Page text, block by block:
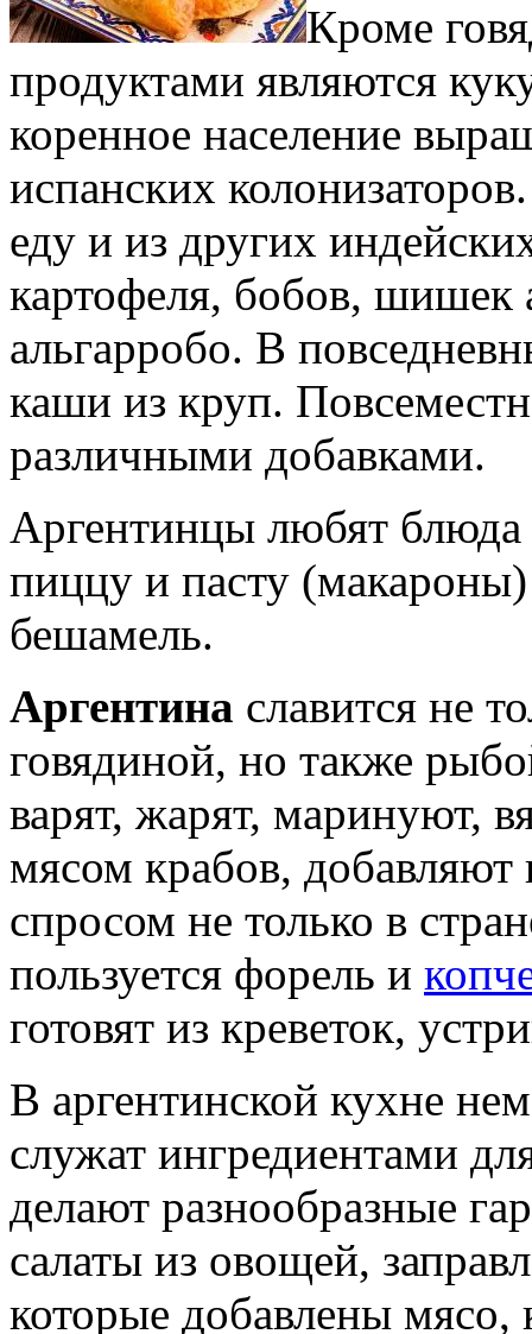
Кроме
продуктами являются
коренное население
испанских
еду и из других
картофеля, бобов, шишек
альгарробо. В
каши из круп.
различными добавками.
Аргентинцы любят блюда
пиццу и пасту
бешамель.
Аргентина славится не
говядиной, но также
варят, жарят, маринуют,
мясом крабов,
спросом не только в
пользуется форель и
готовят из креветок,
В аргентинской кухне
служат ингредиентами
делают разнообразные
салаты из овощей,
которые добавлены